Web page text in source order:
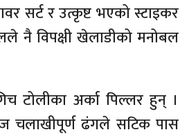
सर्ट र उत्कृष्ट भएको स्टाइकर
नै विपक्षी खेलाडीको मनोबल
टोलीका अर्का पिल्लर हुन् ।
चलाखीपूर्ण ढंगले सटिक पास